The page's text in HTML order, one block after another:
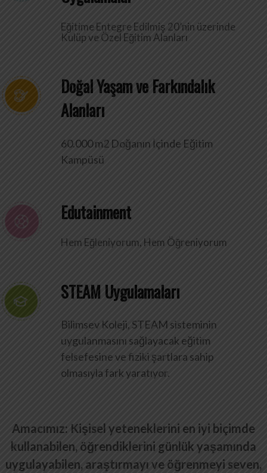
Eğitime Entegre Edilmiş 20’nin üzerinde
Kulüp ve Özel Eğitim Alanları
Doğal Yaşam ve Farkındalık
Alanları
60.000 m2 Doğanın İçinde Eğitim
Kampüsü
Edutainment
Hem Eğleniyorum, Hem Öğreniyorum
STEAM Uygulamaları
Bilimsev Koleji, STEAM sisteminin
uygulanmasını sağlayacak eğitim
felsefesine ve fiziki şartlara sahip
olmasıyla fark yaratıyor.
Amacımız: Kişisel yeteneklerini en iyi biçimde
kullanabilen, öğrendiklerini günlük yaşamında
uygulayabilen, araştırmayı ve öğrenmeyi seven,